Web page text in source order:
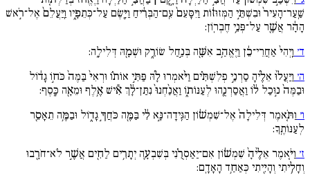
שַֽׁעַר־הָעִיר֙ וּבִשְׁתֵּ֣י הַמְּזוּז֔וֹת וַיִּסָּעֵם֙ עִֽם־הַבְּרִ֔יחַ וַיָּ֖שֶׂם עַל־כְּתֵפָ֑יו וַֽיַּעֲלֵם֙ אֶל־רֹ֣אשׁ
הָהָ֔ר אֲשֶׁ֖ר עַל־פְּנֵ֥י חֶבְרֽוֹן:
ד׳ וַֽיְהִי֙ אַחֲרֵי־כֵ֔ן וַיֶּאֱהַ֥ב אִשָּׁ֖ה בְּנַ֣חַל שׂוֹרֵ֑ק וּשְׁמָ֖הּ דְּלִילָֽה:
ה׳ וַיַּעֲל֨וּ אֵלֶ֜יהָ סַרְנֵ֣י פְלִשְׁתִּ֗ים וַיֹּ֨אמְרוּ לָ֜הּ פַּתִּ֣י אוֹת֗וֹ וּרְאִי֙ בַּמֶּה֙ כֹּח֣וֹ גָד֔וֹל
וּבַמֶּה֙ נ֣וּכַל ל֔וֹ וַאֲסַרְנֻ֖הוּ לְעַנּוֹת֑וֹ וַאֲנַ֙חְנוּ֙ נִתַּן־לָ֔ךְ אִ֕ישׁ אֶ֥לֶף וּמֵאָ֖ה כָּֽסֶף:
ו׳ וַתֹּ֚אמֶר דְּלִילָה֙ אֶל־שִׁמְשׁ֔וֹן הַגִּֽידָה־נָּ֣א לִ֔י בַּמֶּ֖ה כֹּחֲךָ֣ גָד֑וֹל וּבַמֶּ֥ה תֵאָסֵ֖ר
לְעַנּוֹתֶֽךָ:
ז׳ וַיֹּ֚אמֶר אֵלֶ֙יהָ֙ שִׁמְשׁ֔וֹן אִם־יַאַסְרֻ֗נִי בְּשִׁבְעָ֛ה יְתָרִ֥ים לַחִ֖ים אֲשֶׁ֣ר לֹא־חֹרָ֖בוּ
וְחָלִ֥יתִי וְהָיִ֖יתִי כְּאַחַ֥ד הָאָדָֽם: